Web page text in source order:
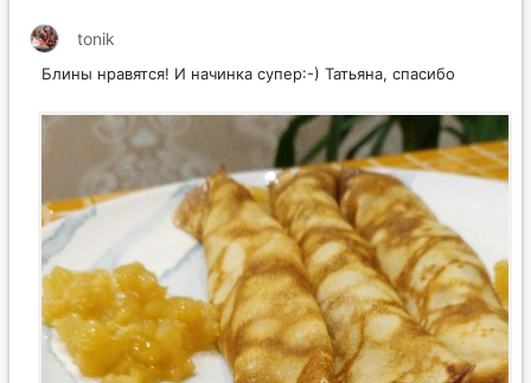
tonik
Блины нравятся! И начинка супер:-) Татьяна, спасибо